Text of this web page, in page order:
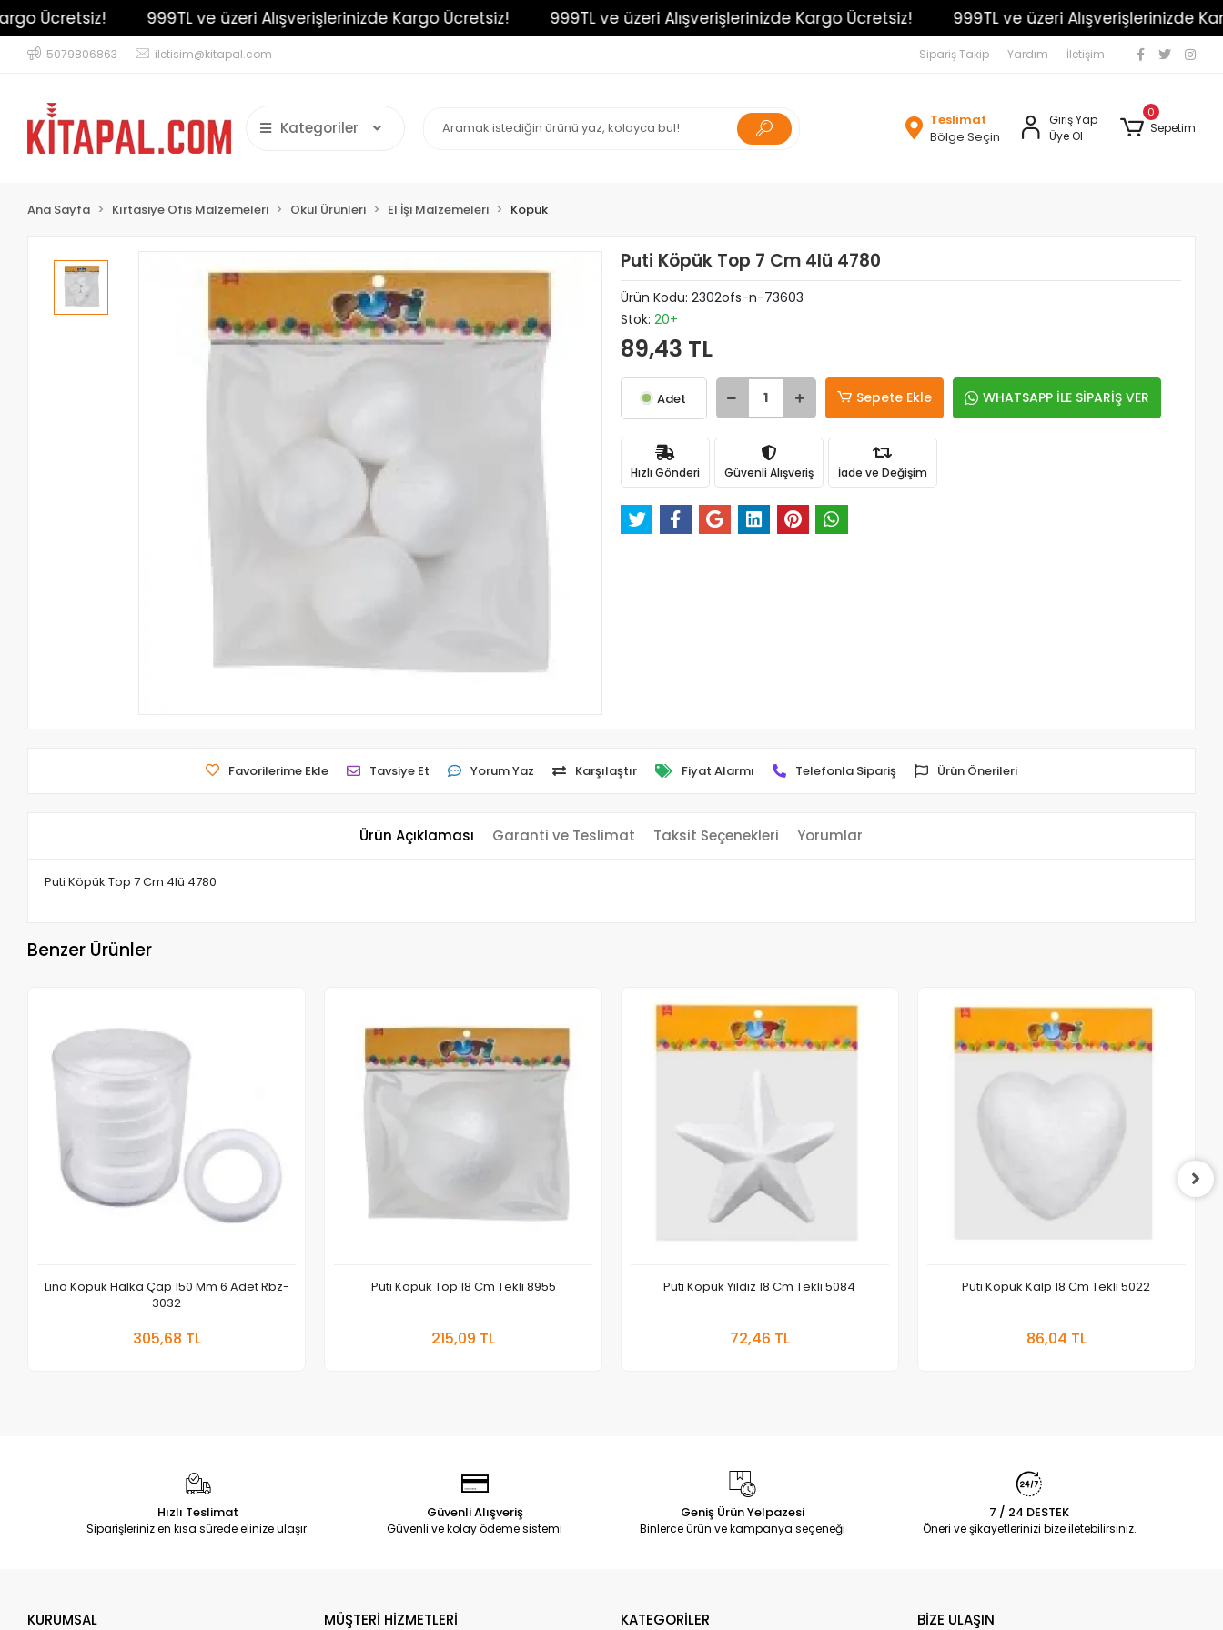
Ücretsiz! 999TL ve üzeri Alışverişlerinizde Kargo Ücretsiz! 999TL ve üzeri Alışverişlerinizde Kargo Ücretsiz! 999TL ve üzeri Alışverişlerinizde Kargo
5079806863 iletisim@kitapal.com Sipariş Takip Yardım İletişim
Kategoriler
Teslimat
Bölge Seçin
Giriş Yap
Üye Ol
0
Sepetim
Ana Sayfa Kırtasiye Ofis Malzemeleri Okul Ürünleri El İşi Malzemeleri Köpük
Puti Köpük Top 7 Cm 4lü 4780
Ürün Kodu: 2302ofs-n-73603
Stok: 20+
89,43 TL
Adet Sepete Ekle WHATSAPP İLE SİPARİŞ VER
Hızlı Gönderi Güvenli Alışveriş İade ve Değişim
Favorilerime Ekle Tavsiye Et Yorum Yaz Karşılaştır Fiyat Alarmı Telefonla Sipariş Ürün Önerileri
Ürün Açıklaması Garanti ve Teslimat Taksit Seçenekleri Yorumlar
Puti Köpük Top 7 Cm 4lü 4780
Benzer Ürünler
Lino Köpük Halka Çap 150 Mm 6 Adet Rbz-
3032
305,68 TL
Puti Köpük Top 18 Cm Tekli 8955
215,09 TL
Puti Köpük Yıldız 18 Cm Tekli 5084
72,46 TL
Puti Köpük Kalp 18 Cm Tekli 5022
86,04 TL
Hızlı Teslimat
Siparişleriniz en kısa sürede elinize ulaşır.
Güvenli Alışveriş
Güvenli ve kolay ödeme sistemi
Geniş Ürün Yelpazesi
Binlerce ürün ve kampanya seçeneği
7 / 24 DESTEK
Öneri ve şikayetlerinizi bize iletebilirsiniz.
KURUMSAL MÜŞTERİ HİZMETLERİ KATEGORİLER BİZE ULAŞIN